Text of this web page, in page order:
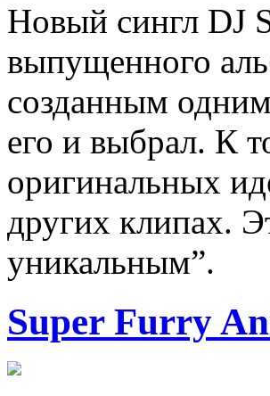
Новый сингл DJ
выпущенного
созданным
его и выбрал. К
оригинальных
других клипах.
уникальным”.
Super Furry